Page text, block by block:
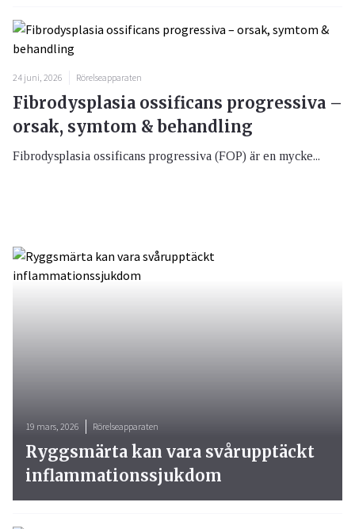
24 juni, 2026 Rörelseapparaten
Fibrodysplasia ossificans progressiva –
orsak, symtom & behandling
Fibrodysplasia ossificans progressiva (FOP) är en mycke...
19 mars, 2026 Rörelseapparaten
Ryggsmärta kan vara svårupptäckt
inflammationssjukdom